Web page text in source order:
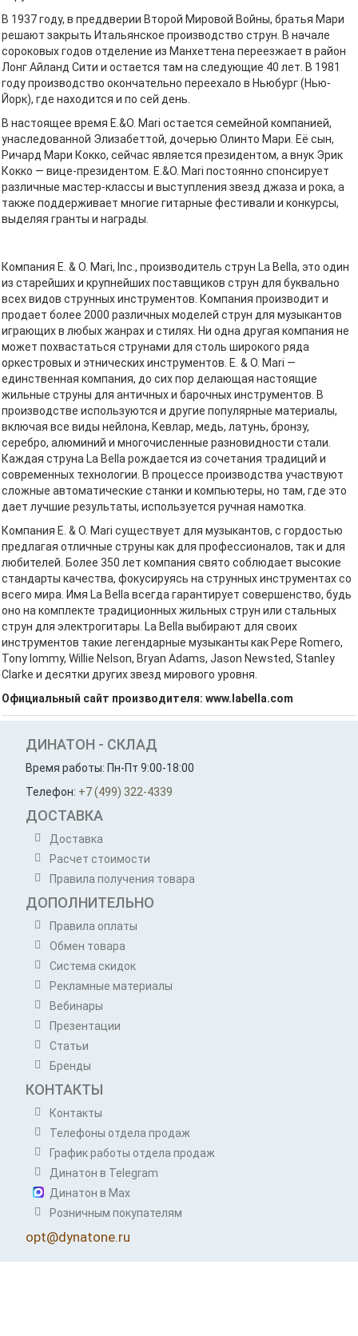
В 1937 году, в преддверии Второй Мировой Войны, братья Мари
решают закрыть Итальянское производство струн. В начале
сороковых годов отделение из Манхеттена переезжает в район
Лонг Айланд Сити и остается там на следующие 40 лет. В 1981
году производство окончательно переехало в Ньюбург (Нью-
Йорк), где находится и по сей день.
В настоящее время E.&O. Mari остается семейной компанией,
унаследованной Элизабеттой, дочерью Олинто Мари. Её сын,
Ричард Мари Кокко, сейчас является президентом, а внук Эрик
Кокко — вице-президентом. E.&O. Mari постоянно спонсирует
различные мастер-классы и выступления звезд джаза и рока, а
также поддерживает многие гитарные фестивали и конкурсы,
выделяя гранты и награды.
Компания E. & O. Mari, Inc., производитель струн La Bella, это один
из старейших и крупнейших поставщиков струн для буквально
всех видов струнных инструментов. Компания производит и
продает более 2000 различных моделей струн для музыкантов
играющих в любых жанрах и стилях. Ни одна другая компания не
может похвастаться струнами для столь широкого ряда
оркестровых и этнических инструментов. E. & O. Mari —
единственная компания, до сих пор делающая настоящие
жильные струны для античных и барочных инструментов. В
производстве используются и другие популярные материалы,
включая все виды нейлона, Кевлар, медь, латунь, бронзу,
серебро, алюминий и многочисленные разновидности стали.
Каждая струна La Bella рождается из сочетания традиций и
современных технологии. В процессе производства участвуют
сложные автоматические станки и компьютеры, но там, где это
дает лучшие результаты, используется ручная намотка.
Компания E. & O. Mari существует для музыкантов, с гордостью
предлагая отличные струны как для профессионалов, так и для
любителей. Более 350 лет компания свято соблюдает высокие
стандарты качества, фокусируясь на струнных инструментах со
всего мира. Имя La Bella всегда гарантирует совершенство, будь
оно на комплекте традиционных жильных струн или стальных
струн для электрогитары. La Bella выбирают для своих
инструментов такие легендарные музыканты как Pepe Romero,
Tony Iommy, Willie Nelson, Bryan Adams, Jason Newsted, Stanley
Clarke и десятки других звезд мирового уровня.
Официальный сайт производителя: www.labella.com
ДИНАТОН - СКЛАД
Время работы: Пн-Пт 9:00-18:00
Телефон: +7 (499) 322-4339
ДОСТАВКА
Доставка
Расчет стоимости
Правила получения товара
ДОПОЛНИТЕЛЬНО
Правила оплаты
Обмен товара
Система скидок
Рекламные материалы
Вебинары
Презентации
Статьи
Бренды
КОНТАКТЫ
Контакты
Телефоны отдела продаж
График работы отдела продаж
Динатон в Telegram
Динатон в Max
Розничным покупателям
opt@dynatone.ru